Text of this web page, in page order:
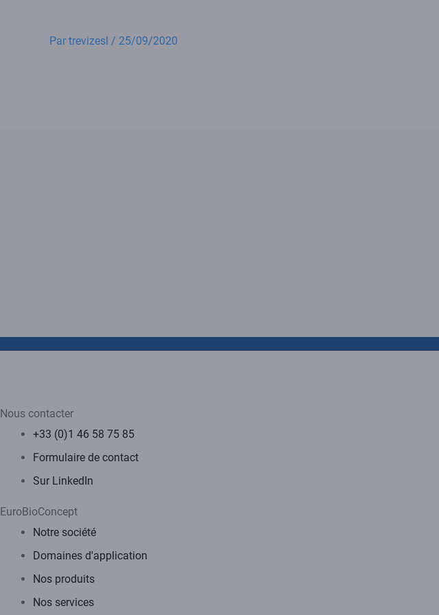
Par trevizesl / 25/09/2020
Nous contacter
+33 (0)1 46 58 75 85
Formulaire de contact
Sur LinkedIn
EuroBioConcept
Notre société
Domaines d'application
Nos produits
Nos services